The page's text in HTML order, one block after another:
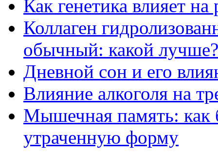
Как генетика влияет
Коллаген
обычный: какой лучше?
Дневной сон и его
Влияние алкоголя на
Мышечная память: как
утраченную форму